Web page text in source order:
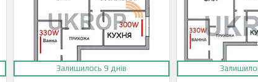
Залишилось 9 днів